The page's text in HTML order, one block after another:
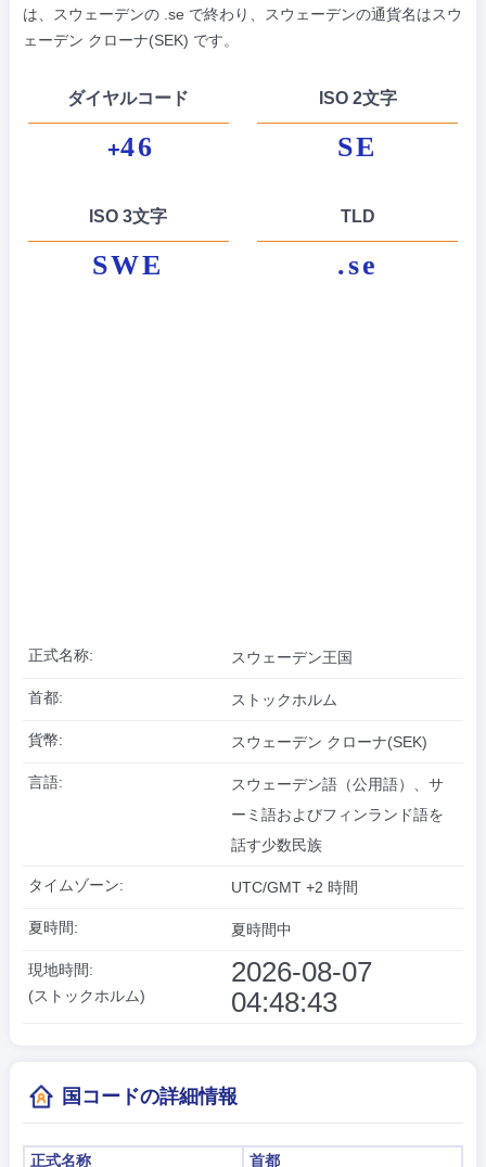
は、スウェーデンの .se で終わり、スウェーデンの通貨名はスウ
ェーデン クローナ(SEK) です。
ダイヤルコード
+46
ISO 2文字
SE
ISO 3文字
SWE
TLD
.se
正式名称: スウェーデン王国
首都: ストックホルム
貨幣: スウェーデン クローナ(SEK)
言語:
スウェーデン語（公用語）、サ
ーミ語およびフィンランド語を
話す少数民族
タイムゾーン: UTC/GMT +2 時間
夏時間: 夏時間中
現地時間:
(ストックホルム)
2026-08-07
04:48:44
国コードの詳細情報
正式名称 首都